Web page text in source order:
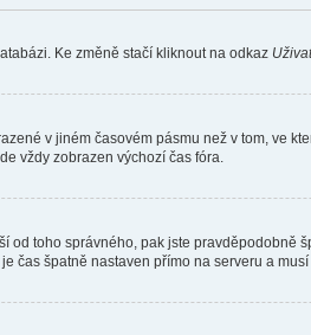
Ke změně stačí kliknout na odkaz
v jiném časovém pásmu než v tom, ve
vždy zobrazen výchozí čas fóra.
od toho správného, pak jste
čas špatně nastaven přímo na serveru a